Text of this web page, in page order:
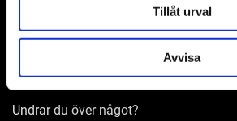
Tillåt urval
Avvisa
Adress: Elementvägen 7, 702 27 Örebro
Undrar du över något?